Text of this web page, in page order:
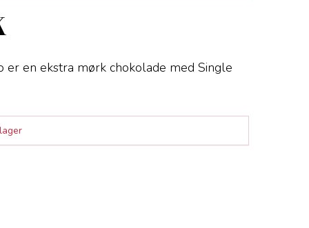
er en ekstra mørk chokolade med Single